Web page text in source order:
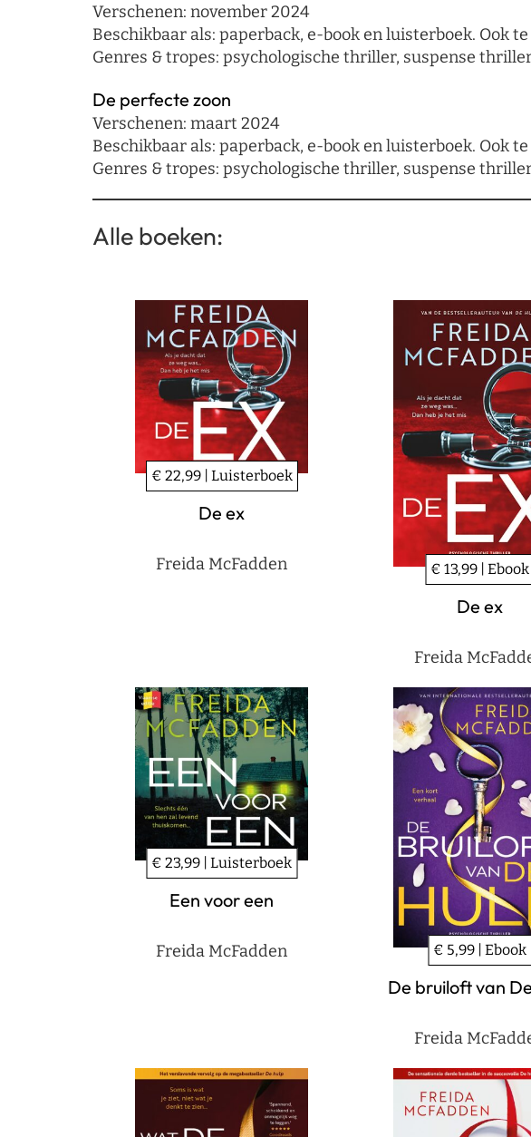
Verschenen: november 2024
Beschikbaar als: paperback, e-book en luisterboek. Ook
Genres & tropes: psychologische thriller, suspense
De perfecte zoon
Verschenen: maart 2024
Beschikbaar als: paperback, e-book en luisterboek. Ook
Genres & tropes: psychologische thriller, suspense
Alle boeken:
€ 22,99 | Luisterboek
De ex
Freida McFadden € 13,99 | Ebook
De ex
Freida
€ 23,99 | Luisterboek
Een voor een
Freida McFadden € 5,99 | Ebook
De bruiloft van
Freida